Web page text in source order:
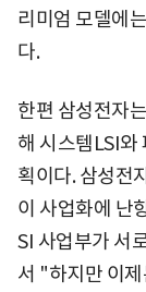
리미엄 모델에
다.
한편 삼성전자
해 시스템LSI와
획이다. 삼성전
이 사업화에 난
SI 사업부가 서
서 "하지만 이